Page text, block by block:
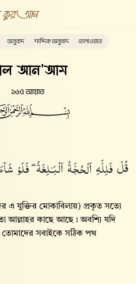
অনুবাদ শাব্দিক অনুবাদ তেলাওয়াত
আন'আম
১৬৫ আয়াত
قُلْ فَلِلَّهِ ٱلْحُجَّةُ ٱلْبَـٰلِغَةُ ۖ فَلَوْ
এ যুক্তির মোকাবিলায়) প্রকৃত সত্যে
আল্লাহর কাছে আছে। অবশ্যি যদি
তোমাদের সবাইকে সঠিক পথ